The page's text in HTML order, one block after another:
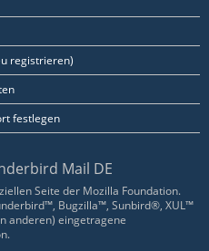
registrieren)
festlegen
Mail DE
Seite der Mozilla Foundation.
Bugzilla™, Sunbird®, XUL™
anderen) eingetragene